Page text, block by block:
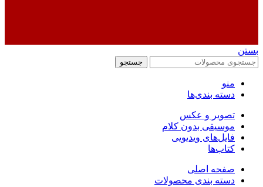
بستن
جستجو
منو
دسته بندی‌ها
تصویر و عکس
موسیقی بدون کلام
فایل‌های ویدیویی
کتاب‌ها
صفحه اصلی
دسته بندی محصولات